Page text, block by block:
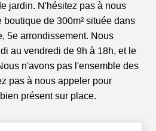
jardin. N'hésitez pas à nous
boutique de 300m² située dans
5e arrondissement. Nous
au vendredi de 9h à 18h, et le
n'avons pas l'ensemble des
pas à nous appeler pour
présent sur place.